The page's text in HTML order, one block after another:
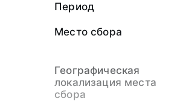
Период
Место сбора
Географическая
локализация места
сбора